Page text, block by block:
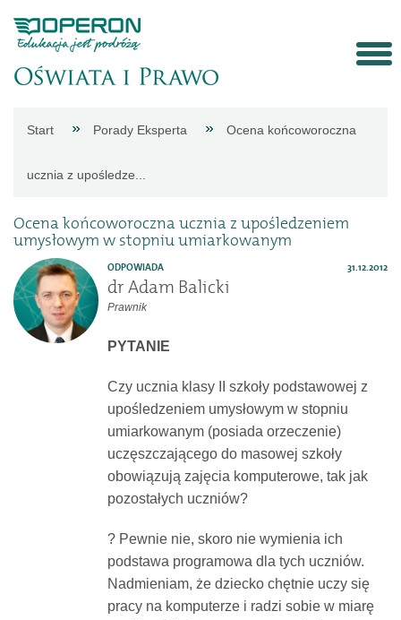
Aktualności
Porady
eksperta
Dokumenty
Start Porady Eksperta Ocena końcoworoczna
ucznia z upośledze...
Ocena końcoworoczna ucznia z upośledzeniem
umysłowym w stopniu umiarkowanym
ODPOWIADA 31.12.2012
dr Adam Balicki
Prawnik
PYTANIE
Czy ucznia klasy II szkoły podstawowej z
upośledzeniem umysłowym w stopniu
umiarkowanym (posiada orzeczenie)
uczęszczającego do masowej szkoły
obowiązują zajęcia komputerowe, tak jak
pozostałych uczniów?
? Pewnie nie, skoro nie wymienia ich
podstawa programowa dla tych uczniów.
Nadmieniam, że dziecko chętnie uczy się
pracy na komputerze i radzi sobie w miarę